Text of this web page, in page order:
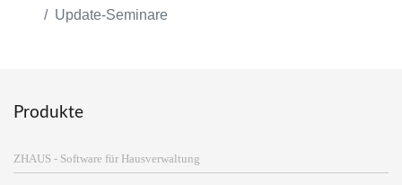
Update-Seminare
Produkte
ZHAUS - Software für Hausverwaltung